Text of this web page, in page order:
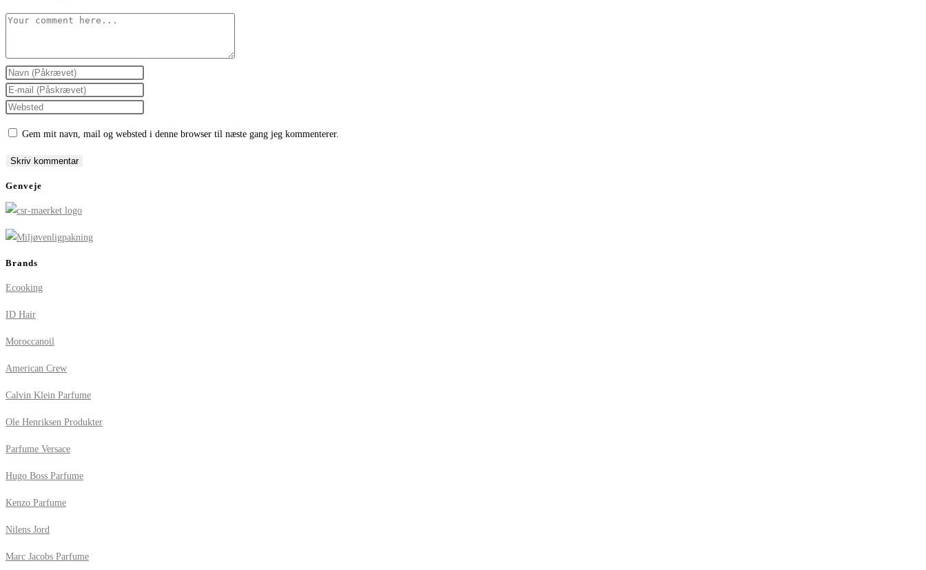
Comment
Enter
your
name
to
Enter
your
to
Enter
URL
Gem mit navn, mail og websted i denne browser til næste gang jeg kommenterer.
Genveje
Brands
Ecooking
ID Hair
Moroccanoil
American Crew
Calvin Klein Parfume
Ole Henriksen Produkter
Parfume Versace
Hugo Boss Parfume
Kenzo Parfume
Nilens Jord
Marc Jacobs Parfume